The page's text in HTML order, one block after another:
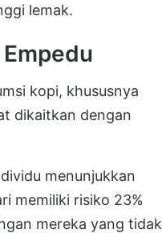
lemak.
kopi, khususnya
dikaitkan dengan
menunjukkan
memiliki risiko 23%
mereka yang tidak